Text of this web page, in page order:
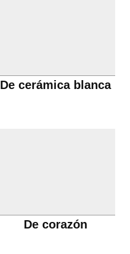
De cerámica blanca
De corazón